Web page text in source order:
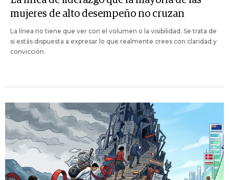
mujeres de alto desempeño no cruzan
La línea no tiene que ver con el volumen o la visibilidad. Se trata de
si estás dispuesta a expresar lo que realmente crees con claridad y
convicción.